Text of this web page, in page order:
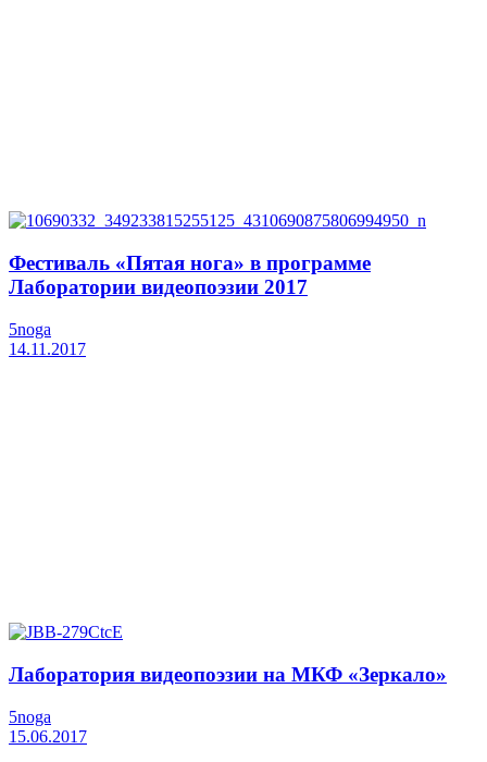
Фестиваль «Пятая нога» в программе
Лаборатории видеопоэзии 2017
5noga
14.11.2017
Лаборатория видеопоэзии на МКФ «Зеркало»
5noga
15.06.2017